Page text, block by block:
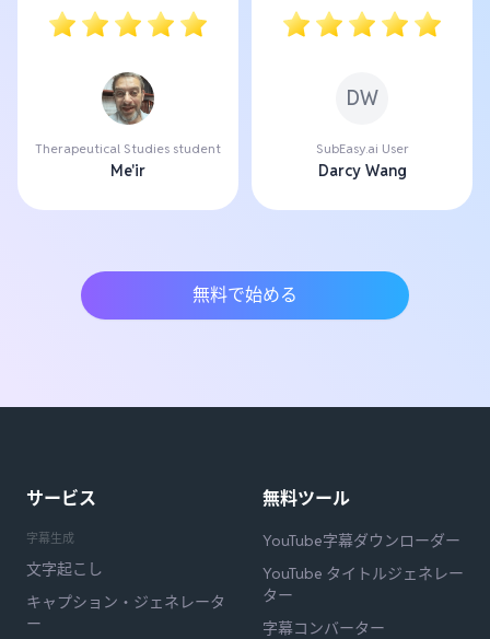
Therapeutical Studies student
Me'ir
DW
SubEasy.ai User
Darcy Wang
無料で始める
サービス
字幕生成
文字起こし
キャプション・ジェネレータ
ー
無料ツール
YouTube字幕ダウンローダー
YouTube タイトルジェネレー
ター
字幕コンバーター